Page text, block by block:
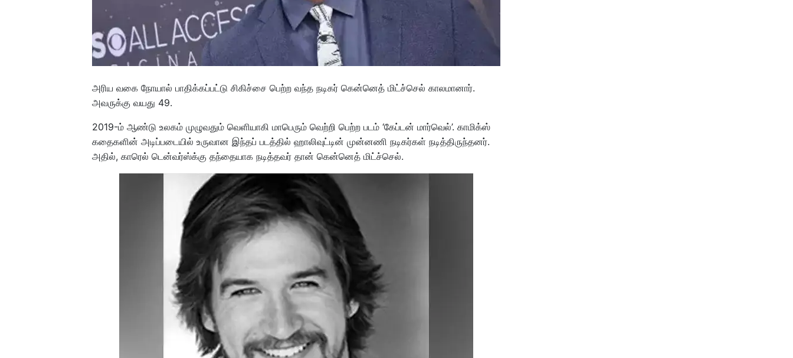
அரிய வகை நோயால் பாதிக்கப்பட்டு சிகிச்சை பெற்ற வந்த நடிகர் கென்னெத் மிட்ச்செல் காலமானார்.
அவருக்கு வயது 49.
2019-ம் ஆண்டு உலகம் முழுவதும் வெளியாகி மாபெரும் வெற்றி பெற்ற படம் ‘கேப்டன் மார்வெல்’. காமிக்ஸ்
கதைகளின் அடிப்படையில் உருவான இந்தப் படத்தில் ஹாலிவுட்டின் முன்னணி நடிகர்கள் நடித்திருந்தனர்.
அதில், காரெல் டென்வர்ஸ்க்கு தந்தையாக நடித்தவர் தான் கென்னெத் மிட்ச்செல்.